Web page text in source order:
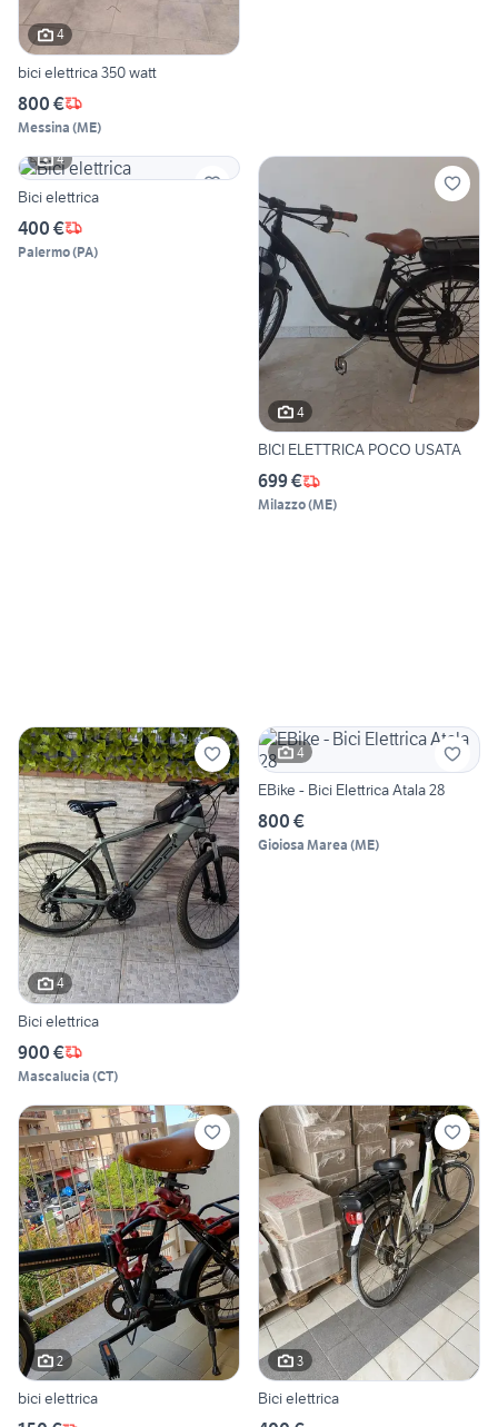
4
bici elettrica 350 watt
800 €
Messina (ME)
4
Bici elettrica
400 €
Palermo(PA)
4
BICI ELETTRICA POCO USATA
699 €
Milazzo(ME)
4
Bici elettrica
900 €
Mascalucia (CT)
4
EBike - Bici Elettrica Atala 28
800 €
Gioiosa Marea (ME)
2
bici elettrica
3
Bici elettrica